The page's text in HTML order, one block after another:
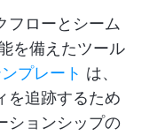
フローとシーム
を備えたツール
プレート は、
を追跡するため
ションシップの